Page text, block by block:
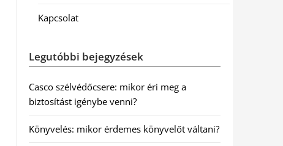
Kapcsolat
Legutóbbi bejegyzések
Casco szélvédőcsere: mikor éri meg a
biztosítást igénybe venni?
Könyvelés: mikor érdemes könyvelőt váltani?